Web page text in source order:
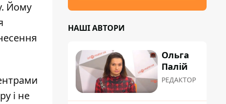
Йому
і не
НАШІ АВТОРИ
Ольга
Палій
РЕДАКТОР